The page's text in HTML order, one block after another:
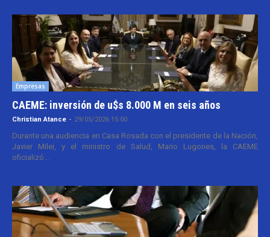
Empresas
CAEME: inversión de u$s 8.000 M en seis años
Christian Atance - 29/05/2026 15:00
Durante una audiencia en Casa Rosada con el presidente de la Nación,
Javier Milei, y el ministro de Salud, Mario Lugones, la CAEME
oficializó...